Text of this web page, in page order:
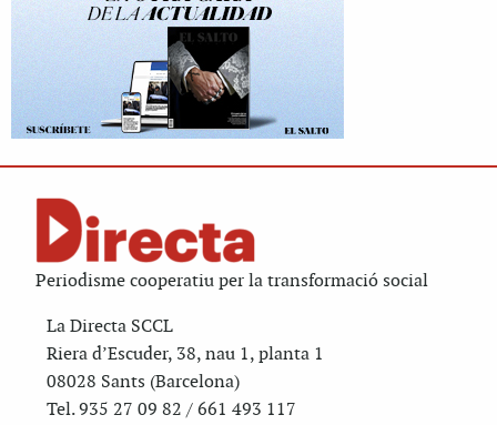
Periodisme cooperatiu per la transformació social
La Directa SCCL
Riera d’Escuder, 38, nau 1, planta 1
08028 Sants (Barcelona)
Tel. 935 27 09 82 / 661 493 117